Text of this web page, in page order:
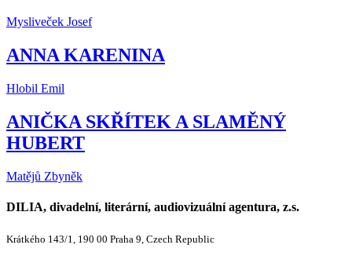
Mysliveček Josef
ANNA KARENINA
Hlobil Emil
ANIČKA SKŘÍTEK A SLAMĚNÝ
HUBERT
Matějů Zbyněk
DILIA, divadelní, literární, audiovizuální agentura, z.s.
Krátkého 143/1, 190 00 Praha 9, Czech Republic